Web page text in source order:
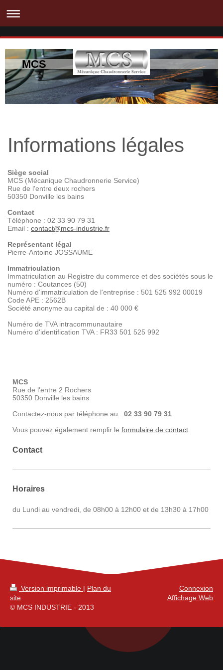
MCS
Informations légales
Siège social
MCS (Mécanique Chaudronnerie Service)
Rue de l'entre deux rochers
50350 Donville les bains
Contact
Téléphone : 02 33 90 79 31
Email : contact@mcs-industrie.fr
Représentant légal
Pierre-Antoine JOSSAUME
Immatriculation
Immatriculation au Registre du commerce et des sociétés sous le
numéro : Coutances (50)
Numéro d'immatriculation de l'entreprise : 501 525 992 00019
Code APE : 2562B
Société anonyme au capital de : 40 000 €
Numéro de TVA intracommunautaire
Numéro d'identification TVA : FR33 501 525 992
MCS
Rue de l'entre 2 Rochers
50350 Donville les bains
Contactez-nous par téléphone au : 02 33 90 79 31
Vous pouvez également remplir le formulaire de contact
Contact
Horaires
du Lundi au vendredi, de 08h00 à 12h00 et de 13h30 à 17h00
Version imprimable | Plan du
site
© MCS INDUSTRIE - 2013
Connexion
Affichage Web